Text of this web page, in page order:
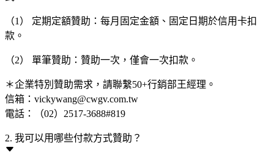
（1） 定期定額贊助：每月固定金額、固定日期於信用卡扣
款。
（2） 單筆贊助：贊助一次，僅會一次扣款。
＊企業特別贊助需求，請聯繫50+行銷部王經理。
信箱：vickywang@cwgv.com.tw
電話：（02）2517-3688#819
2. 我可以用哪些付款方式贊助？